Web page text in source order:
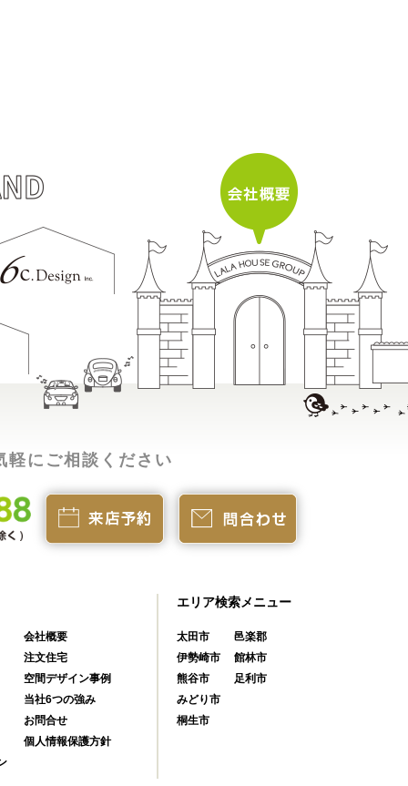
軽にご相談ください
会社概要
注文住宅
空間デザイン事例
当社6つの強み
お問合せ
個人情報保護方針
エリア検索メニュー
太田市
伊勢崎市
熊谷市
みどり市
桐生市
邑楽郡
館林市
足利市